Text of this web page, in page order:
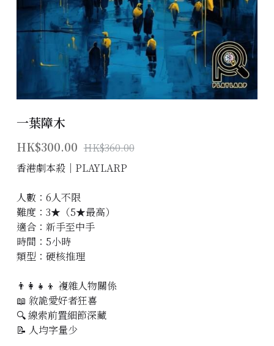
會員優惠
學生優惠
主持/劇本招募
到址及團建服務
傳媒報道
聯絡我們
搜索
一葉障木
HK$300.00 HK$360.00
香港劇本殺│PLAYLARP
人數：6人不限
難度：3★（5★最高）
適合：新手至中手
時間：5小時
類型：硬核推理
👨‍👩‍👧‍👦 複雜人物關係
📖 敘詭愛好者狂喜
🔍 線索前置細節深藏
📝 人均字量少